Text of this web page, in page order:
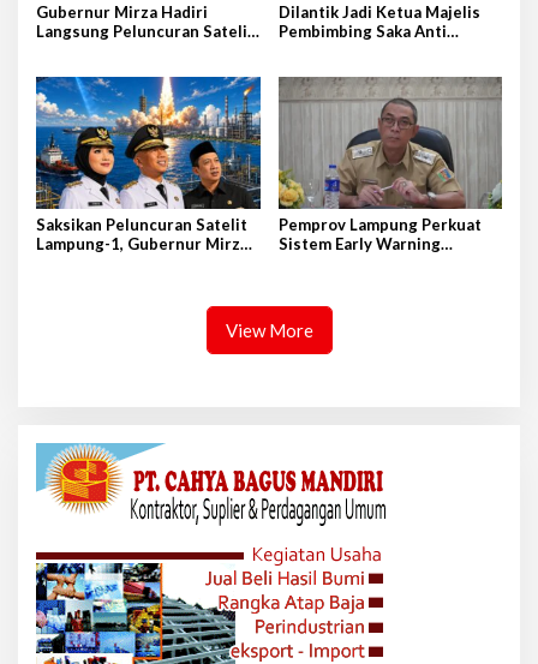
Gubernur Mirza Hadiri
Langsung Peluncuran Satelit
Dilantik Jadi Ketua Majelis
Pembimbing Saka Anti
Pramuka Garda P4GN
Saksikan Peluncuran Satelit
Lampung-1, Gubernur Mirza
Pemprov Lampung Perkuat
Sistem Early Warning
View More